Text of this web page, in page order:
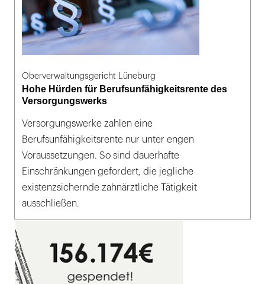
Oberverwaltungsgericht Lüneburg
Hohe Hürden für Berufsunfähigkeitsrente des
Versorgungswerks
Versorgungswerke zahlen eine
Berufsunfähigkeitsrente nur unter engen
Voraussetzungen. So sind dauerhafte
Einschränkungen gefordert, die jegliche
existenzsichernde zahnärztliche Tätigkeit
ausschließen.